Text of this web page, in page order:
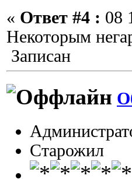
« Ответ #4 : 08
Некоторым
Записан
Старожил